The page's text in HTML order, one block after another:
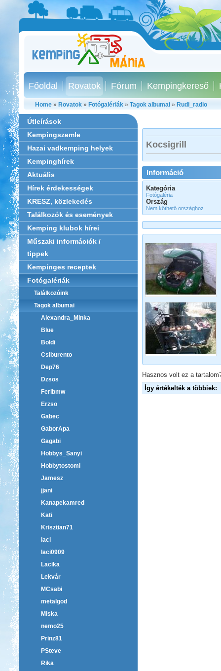
Főoldal Rovatok Fórum Kempingkereső
Home » Rovatok » Fotógalériák » Tagok albumai » Rudi_radio
Útleírások
Kempingszemle
Hazai vadkemping helyek
Kempinghírek
Aktuális
Hírek érdekességek
KRESZ, közlekedés
Találkozók és események
Kemping klubok hírei
Műszaki információk /
tippek
Kempinges receptek
Fotógalériák
Találkozóink
Tagok albumai
Alexandra_Minka
Blue
Boldi
Csiburento
Dep76
Dzsos
Feribmw
Erzso
Gabec
GaborApa
Gagabi
Hobbys_Sanyi
Hobbytostomi
Jamesz
jjani
Kanapekamred
Kati
Krisztian71
laci
laci0909
Lacika
Lekvár
MCsabi
metalgod
Miska
nemo25
Prinz81
PSteve
Rika
Kocsigrill
Információ
Kategória
Fotógaléria
Ország
Nem köthető országhoz
Hasznos volt ez a
Így értékelték a többiek: